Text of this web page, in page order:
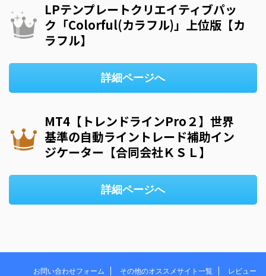
LPテンプレートクリエイティブパッ
ク「Colorful(カラフル)」上位版【カ
ラフル】
詳細ページへ
MT4【トレンドラインPro２】世界
基準の自動ライントレード補助イン
ジケーター【合同会社ＫＳＬ】
詳細ページへ
お問い合わせフォーム その他のオススメサイト一覧 レビュー